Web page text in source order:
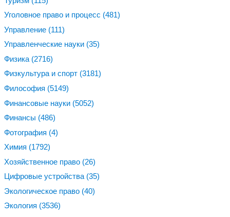
Уголовное право и процесс (481)
Управление (111)
Управленческие науки (35)
Физика (2716)
Физкультура и спорт (3181)
Философия (5149)
Финансовые науки (5052)
Финансы (486)
Фотография (4)
Химия (1792)
Хозяйственное право (26)
Цифровые устройства (35)
Экологическое право (40)
Экология (3536)